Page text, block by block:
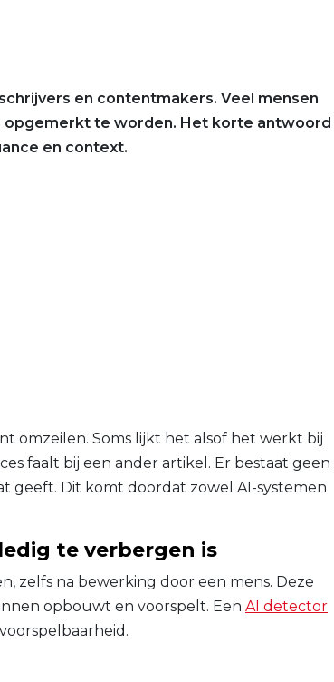
en contentmakers. Veel mensen
opgemerkt te worden. Het korte antwoord
en context.
omzeilen. Soms lijkt het alsof het werkt bij
faalt bij een ander artikel. Er bestaat geen
geeft. Dit komt doordat zowel AI-systemen
te verbergen is
zelfs na bewerking door een mens. Deze
opbouwt en voorspelt. Een AI detector